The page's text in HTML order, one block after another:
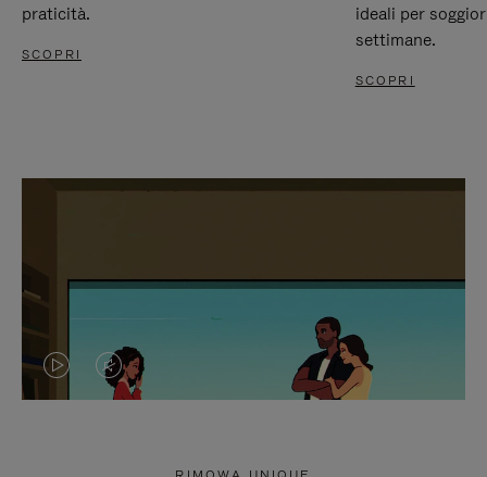
praticità.
SCOPRI
ideali per
settimane.
SCOPRI
IL
IL